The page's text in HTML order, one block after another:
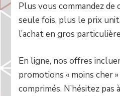
Plus vous commandez de
seule fois, plus le prix
l’achat en gros
En ligne, nos offres
promotions « moins cher
comprimés. N’hésitez pas